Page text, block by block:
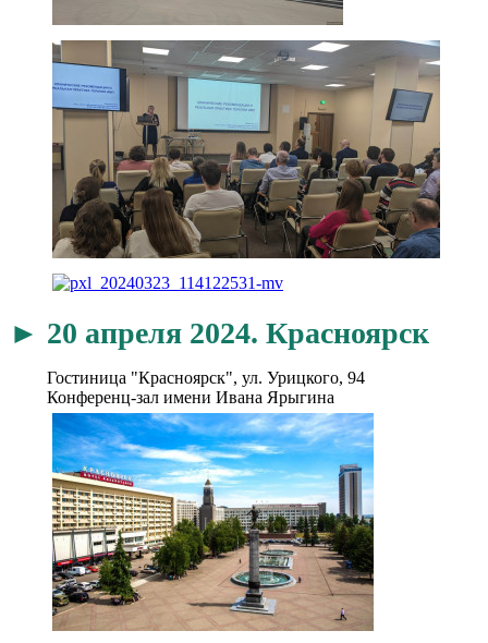
► 20 апреля 2024. Красноярск
Гостиница "Красноярск", ул. Урицкого, 94
Конференц-зал имени Ивана Ярыгина